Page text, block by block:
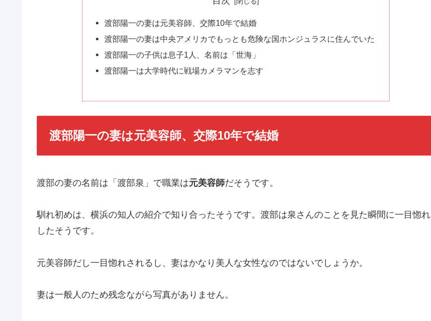
渡部陽一の妻は元美容師、交際10年で結婚
渡部陽一の妻は中央アメリカでもっとも危険な国ホンジュラスに住んでいた
渡部陽一の子供は息子1人、名前は「世海」
渡部陽一は大学時代に戦場カメラマンを志す
渡部陽一の妻は元美容師、交際10年で結婚
渡部の妻の名前は「渡部泉」で職業は元美容師だそうです。
馴れ初めは、横浜の知人の紹介で知り合ったそうです。渡部は泉さんのことを見た瞬間に一目惚れ
したそうです。
元美容師だし一目惚れされるし、妻はかなり美人な女性なのではないでしょうか。
妻は一般人のため残念ながら写真がありません。